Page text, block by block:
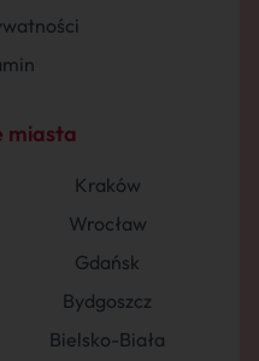
miasta
Kraków
Wrocław
Gdańsk
Bydgoszcz
Bielsko-Biała